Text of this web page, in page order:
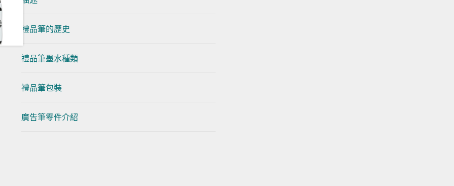
禮品筆的歷史
禮品筆墨水種類
禮品筆包裝
廣告筆零件介紹